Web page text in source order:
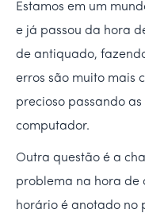
Estamos em um
e já passou da hora
de antiquado,
erros são muito mais
precioso passando
computador.
Outra questão é a
problema na hora de
horário é anotado no